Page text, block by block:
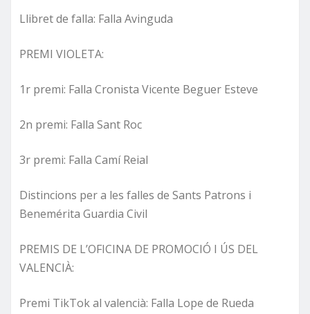
Llibret de falla: Falla Avinguda
PREMI VIOLETA:
1r premi: Falla Cronista Vicente Beguer Esteve
2n premi: Falla Sant Roc
3r premi: Falla Camí Reial
Distincions per a les falles de Sants Patrons i
Benemérita Guardia Civil
PREMIS DE L’OFICINA DE PROMOCIÓ I ÚS DEL
VALENCIÀ:
Premi TikTok al valencià: Falla Lope de Rueda